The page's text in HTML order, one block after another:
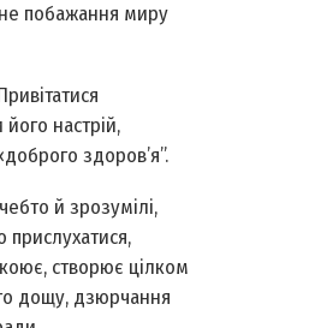
побажання миру
настрій,
здоров’я”.
й зрозумілі,
прислухатися,
створює цілком
дощу, дзюрчання